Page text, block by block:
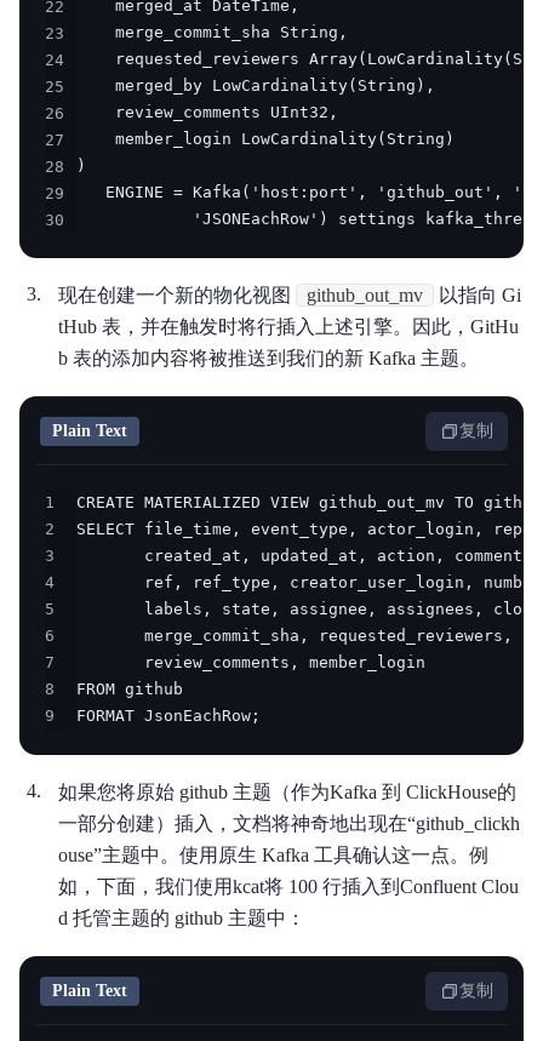
22
23
24
25
26
27
28
29
30
'JSONEachRow') settings
现在创建一个新的物化视图 github_out_mv
以指向 Gi
tHub 表，并在触发时将行插入上述引擎。因此，GitHu
b 表的添加内容将被推送到我们的新 Kafka 主题。
Plain Text 复制
1
2
3
4
5
6
7
8
9
FORMAT JsonEachRow;
如果您将原始 github 主题（作为Kafka 到 ClickHouse的
一部分创建）插入，文档将神奇地出现在“github_clickh
ouse”主题中。使用原生 Kafka 工具确认这一点。例
如，下面，我们使用kcat将 100 行插入到Confluent Clou
d 托管主题的 github 主题中：
Plain Text 复制